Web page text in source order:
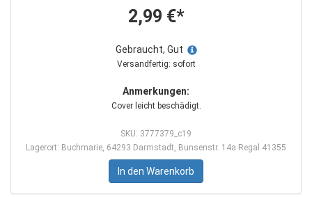
2,99 €*
Gebraucht, Gut
Versandfertig: sofort
Anmerkungen:
Cover leicht beschädigt.
SKU: 3777379_c19
Lagerort: Buchmarie, 64293 Darmstadt, Bunsenstr. 14a Regal 41355
In den Warenkorb